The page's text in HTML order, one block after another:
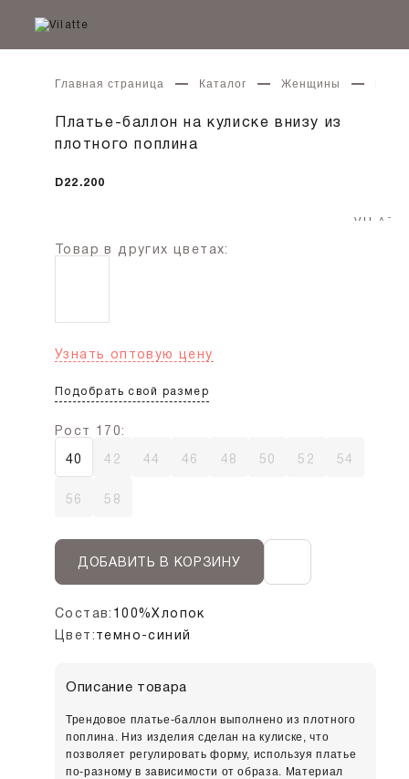
Главная страница Каталог Женщины
Платье-баллон на кулиске внизу из
плотного поплина
D22.200
Товар в других цветах:
Узнать оптовую цену
Подобрать свой размер
Рост 170:
40
42 44 46 48 50 52 54
56 58
ДОБАВИТЬ В КОРЗИНУ
Состав: 100%Хлопок
Цвет:темно-синий
Описание товара
Трендовое платье-баллон выполнено из плотного
поплина. Низ изделия сделан на кулиске, что
позволяет регулировать форму, используя платье
по-разному в зависимости от образа. Материал